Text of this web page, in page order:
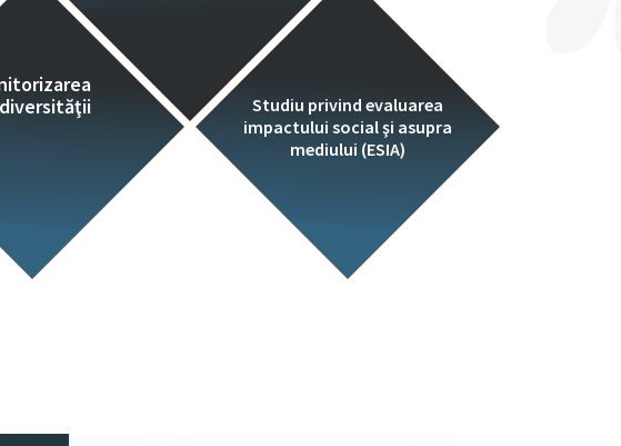
Studiu privind evaluarea
impactului social şi asupra
mediului (ESIA)